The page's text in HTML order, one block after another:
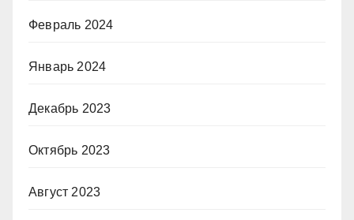
Февраль 2024
Январь 2024
Декабрь 2023
Октябрь 2023
Август 2023